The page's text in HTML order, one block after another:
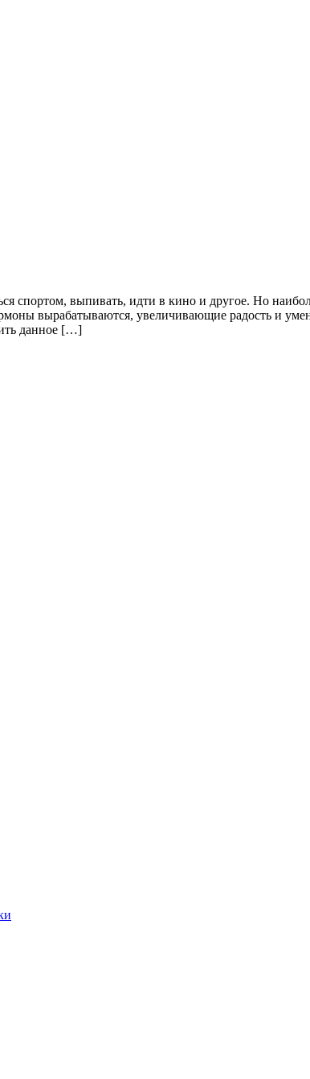
выпивать, идти в кино и другое. Но
вырабатываются, увеличивающие радость и
данное […]